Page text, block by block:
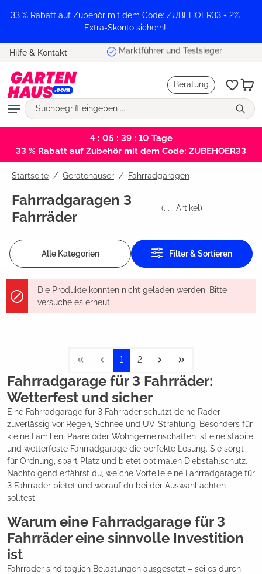
springen
33 % Rabatt auf Zubehör mit dem Code: ZUBEHOER33 + 2%
Extra-Skonto sichern!
Hilfe & Kontakt Marktführer und Testsieger
Beratung
4 : 05 : 39 : 10 Tage
33 % Rabatt auf Zubehör mit dem Code: ZUBEHOER33
Startseite Gerätehäuser / Fahrradgaragen
Fahrradgaragen 3
Fahrräder
(. . . Artikel)
Alle Kategorien Filter & Sortieren
Die Produkte konnten nicht geladen werden. Bitte
versuche es erneut.
1 2
Fahrradgarage für 3 Fahrräder:
Wetterfest und sicher
Eine Fahrradgarage für 3 Fahrräder schützt deine Räder
zuverlässig vor Regen, Schnee und UV-Strahlung. Besonders für
kleine Familien, Paare oder Wohngemeinschaften ist eine stabile
und wetterfeste Fahrradgarage die perfekte Lösung. Sie sorgt
für Ordnung, spart Platz und bietet optimalen Diebstahlschutz.
Nachfolgend erfährst du, welche Vorteile eine Fahrradgarage für
3 Fahrräder bietet und worauf du bei der Auswahl achten
solltest.
Warum eine Fahrradgarage für 3
Fahrräder eine sinnvolle Investition
ist
Fahrräder sind täglich Belastungen ausgesetzt – sei es durch